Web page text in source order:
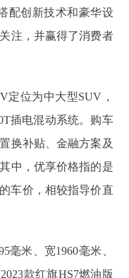
配创新技术和豪华设
注，并赢得了消费者
定位为中大型SUV，
插电混动系统。购车
换补贴、金融方案及
中，优享价格指的是
车价，相较指导价直
毫米、宽1960毫米、
款红旗HS7燃油版